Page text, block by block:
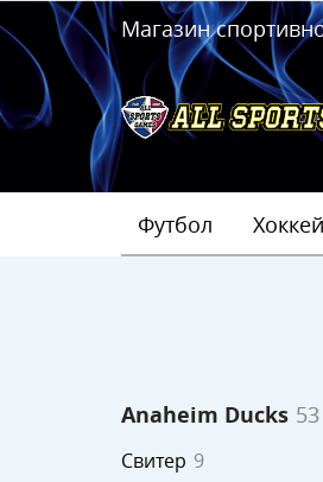
Магазин
Футбол Хоккей
Anaheim Ducks 53
Свитер 9